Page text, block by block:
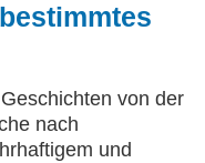
von der
nach
und